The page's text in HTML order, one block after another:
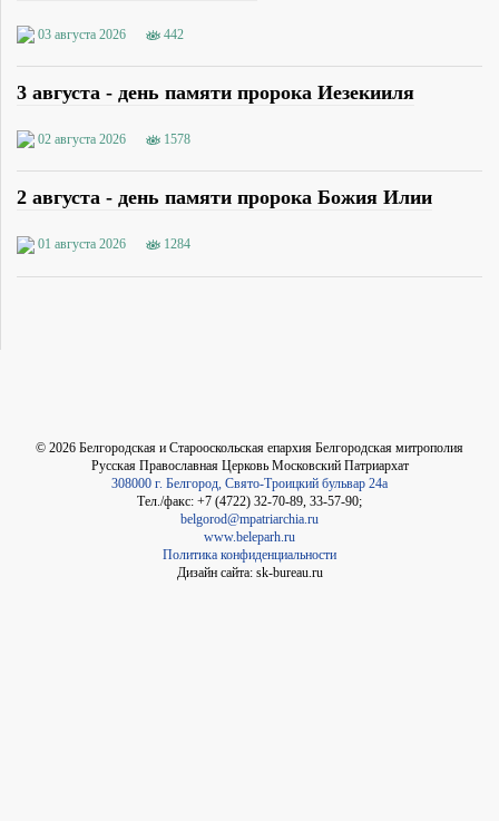
03 августа 2026 442
3 августа - день памяти пророка Иезекииля
02 августа 2026 1578
2 августа - день памяти пророка Божия Илии
01 августа 2026 1284
© 2026 Белгородская и Старооскольская епархия Белгородская митрополия
Русская Православная Церковь Московский Патриархат
308000 г. Белгород, Свято-Троицкий бульвар 24а
Тел./факс: +7 (4722) 32-70-89, 33-57-90;
belgorod@mpatriarchia.ru
www.beleparh.ru
Политика конфиденциальности
Дизайн сайта: sk-bureau.ru